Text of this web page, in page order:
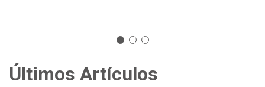
Últimos Artículos